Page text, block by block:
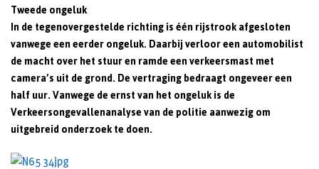
Tweede ongeluk
In de tegenovergestelde richting is één rijstrook afgesloten
vanwege een eerder ongeluk. Daarbij verloor een automobilist
de macht over het stuur en ramde een verkeersmast met
camera’s uit de grond. De vertraging bedraagt ongeveer een
half uur.Vanwege de ernst van het ongeluk is de
Verkeersongevallenanalyse van de politie aanwezig om
uitgebreid onderzoek te doen.